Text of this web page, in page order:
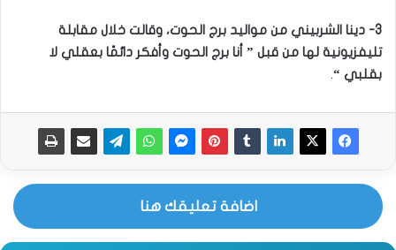
3- دينا الشربيني من مواليد برج الحوت، وقالت خلال مقابلة
تليفزيونية لها من قبل ” أنا برج الحوت وأفكر دائمًا بعقلي لا
بقلبي “.
اضافة تعليقك هنا